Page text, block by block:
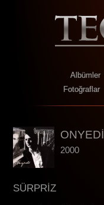
Albümler
Fotoğraflar
ONYEDİ
2000
SÜRPRİZ